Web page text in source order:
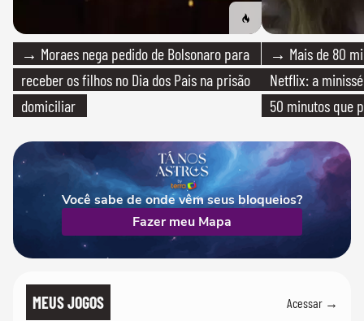
→ Moraes nega pedido de Bolsonaro para
receber os filhos no Dia dos Pais na prisão
domiciliar
→ Mais de 80
Netflix: a
50 minutos que
Você sabe de onde vêm seus bloqueios?
Fazer meu Mapa
MEUS JOGOS Acessar →